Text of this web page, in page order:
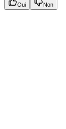
Oui Non